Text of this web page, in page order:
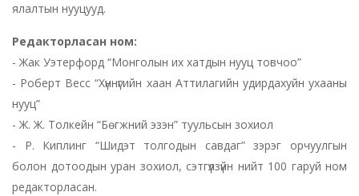
ялалтын нууцууд.
Редакторласан ном:
- Жак Уэтерфорд “Монголын их хатдын нууц товчоо”
- Роберт Весс “Хүннүгийн хаан Аттилагийн удирдахуйн ухааны
нууц”
- Ж. Ж. Толкейн “Бөгжний эзэн” туульсын зохиол
- Р. Киплинг “Шидэт толгодын савдаг” зэрэг орчуулгын
болон дотоодын уран зохиол, сэтгүүлзүйн нийт 100 гаруй ном
редакторласан.